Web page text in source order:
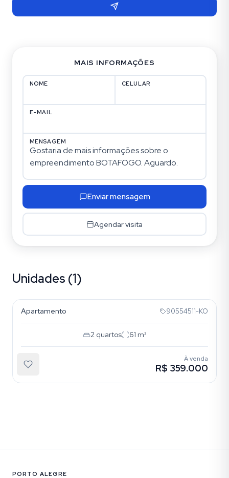
MAIS INFORMAÇÕES
NOME CELULAR
E-MAIL
MENSAGEM
Enviar mensagem
Agendar visita
Unidades (1)
Menino Deus
Apartamento 90554511-KO
2 quartos 61 m²
À venda
R$ 359.000
PORTO ALEGRE